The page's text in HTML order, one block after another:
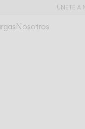
ÚNETE A
Nosotros